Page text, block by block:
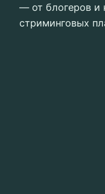
— от блогеров и
стриминговых